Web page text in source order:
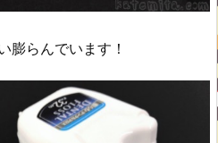
膨らんでいます！